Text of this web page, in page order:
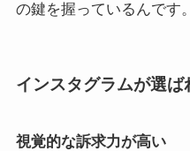
の鍵を握っているんです。
インスタグラムが選ば
視覚的な訴求力が高い